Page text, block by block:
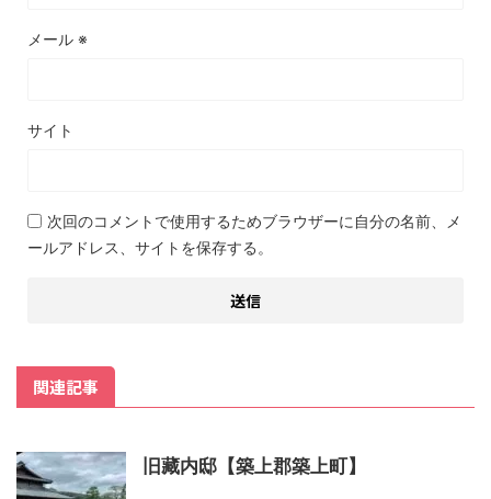
メール ※
サイト
次回のコメントで使用するためブラウザーに自分の名前、メ
ールアドレス、サイトを保存する。
関連記事
旧藏内邸【築上郡築上町】